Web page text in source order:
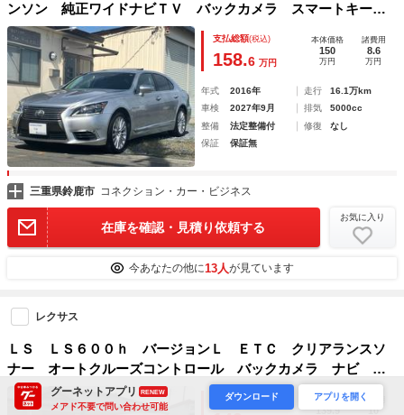
ンソン 純正ワイドナビＴＶ バックカメラ スマートキー
ＥＴＣ 純正オプション１９インチアルミ ハーフシェイドガ
ラス クルーズコントロール ＴＶキット
支払総額(税込)
158.6 万円
本体価格
150
万円
諸費用
8.6
万円
年式 2016年 走行
16.1万km
車検
2027年9月 排気
5000cc
整備
法定整備付 修復
なし
保証
保証無
三重県鈴鹿市 コネクション・カー・ビジネス
在庫を確認・見積り依頼する
お気に入り
今あなたの他に13人が見ています
レクサス
ＬＳ ＬＳ６００ｈ バージョンＬ ＥＴＣ クリアランスソ
ナー オートクルーズコントロール バックカメラ ナビ ア
ルミホイール オートマチックハイビーム オートライト サ
ンルーフ ＣＶＴ シートヒーター シートエアコン スマー
支払総額(税込) 本体価格
139.9
諸費用
10
グーネットアプリ RENEW
メアド不要で問い合わせ可能
ダウンロード アプリを開く